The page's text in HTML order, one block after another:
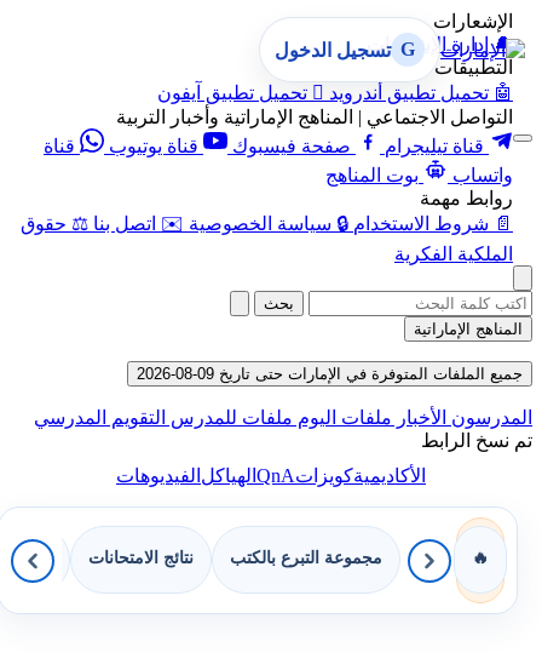
الإشعارات
🔔 إدارة الإشعارات
التطبيقات
🤖 تحميل تطبيق أندرويد  تحميل تطبيق آيفون
التواصل الاجتماعي | المناهج الإماراتية وأخبار التربية
قناة تيليجرام
صفحة فيسبوك قناة يوتيوب
قناة
واتساب
بوت المناهج
روابط مهمة
📄 شروط الاستخدام 🔒 سياسة الخصوصية ✉️ اتصل بنا ⚖️ حقوق
الملكية الفكرية
G تسجيل الدخول
بحث
المناهج الإماراتية
جميع الملفات المتوفرة في الإمارات حتى تاريخ 09-08-2026
المدرسون الأخبار ملفات اليوم ملفات للمدرس التقويم المدرسي
تم نسخ الرابط
الأكاديميةكويزاتQnAالهياكلالفيديوهات
🔥 مجموعة التبرع بالكتب نتائج الامتحانات